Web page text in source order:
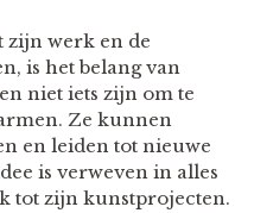
zijn werk en de
is het belang van
niet iets zijn om te
Ze kunnen
en leiden tot nieuwe
is verweven in alles
tot zijn kunstprojecten.